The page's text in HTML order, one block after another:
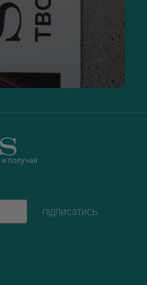
и получай
підписатись